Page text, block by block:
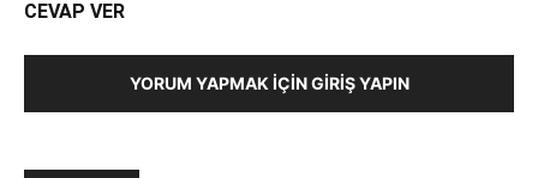
CEVAP VER
YORUM YAPMAK İÇIN GIRIŞ YAPIN